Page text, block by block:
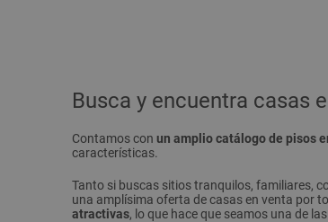
Busca y encuentra casas
Contamos con un amplio catálogo de pisos
características.
Tanto si buscas sitios tranquilos, familiares,
una amplísima oferta de casas en venta por
atractivas, lo que hace que seamos una de